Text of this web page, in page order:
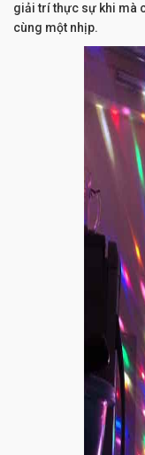
giải trí thực sự khi mà
cùng một nhịp.